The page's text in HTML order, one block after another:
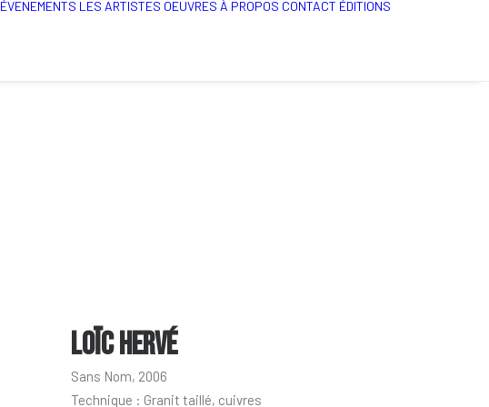
ÉVENEMENTS LES ARTISTES OEUVRES À PROPOS CONTACT ÉDITIONS
LOÏC HERVÉ
Sans Nom, 2006
Technique : Granit taillé, cuivres